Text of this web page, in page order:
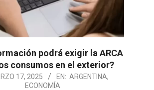
podrá exigir la ARCA
consumos en el exterior?
17, 2025 EN: ARGENTINA,
ECONOMÍA